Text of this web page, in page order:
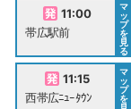
11:00
帯広駅前
マ
ッ
プ
を
見
る
11:15
西帯広ﾆｭｰﾀｳﾝ
マ
ッ
プ
を